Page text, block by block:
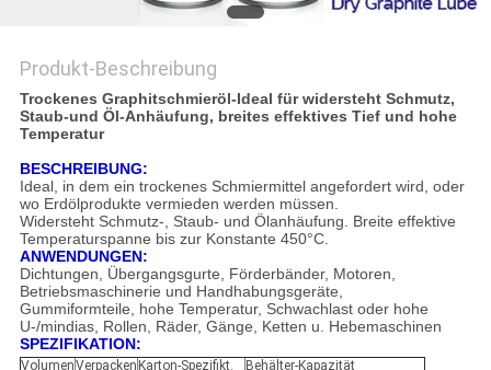
Produkt-Beschreibung
Trockenes Graphitschmieröl-Ideal für widersteht Schmutz,
Staub-und Öl-Anhäufung, breites effektives Tief und hohe
Temperatur
BESCHREIBUNG:
Ideal, in dem ein trockenes Schmiermittel angefordert wird, oder
wo Erdölprodukte vermieden werden müssen.
Widersteht Schmutz-, Staub- und Ölanhäufung. Breite effektive
Temperaturspanne bis zur Konstante 450°C.
ANWENDUNGEN:
Dichtungen, Übergangsgurte, Förderbänder, Motoren,
Betriebsmaschinerie und Handhabungsgeräte,
Gummiformteile, hohe Temperatur, Schwachlast oder hohe
U-/mindias, Rollen, Räder, Gänge, Ketten u. Hebemaschinen
SPEZIFIKATION:
VolumenVerpacken Karton-Spezifikt.
Behälter-Kapazität